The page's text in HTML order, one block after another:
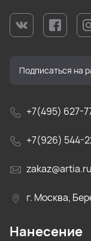
+7(495) 627-
+7(926) 544-
zakaz@artia.ru
г. Москва,
Нанесение